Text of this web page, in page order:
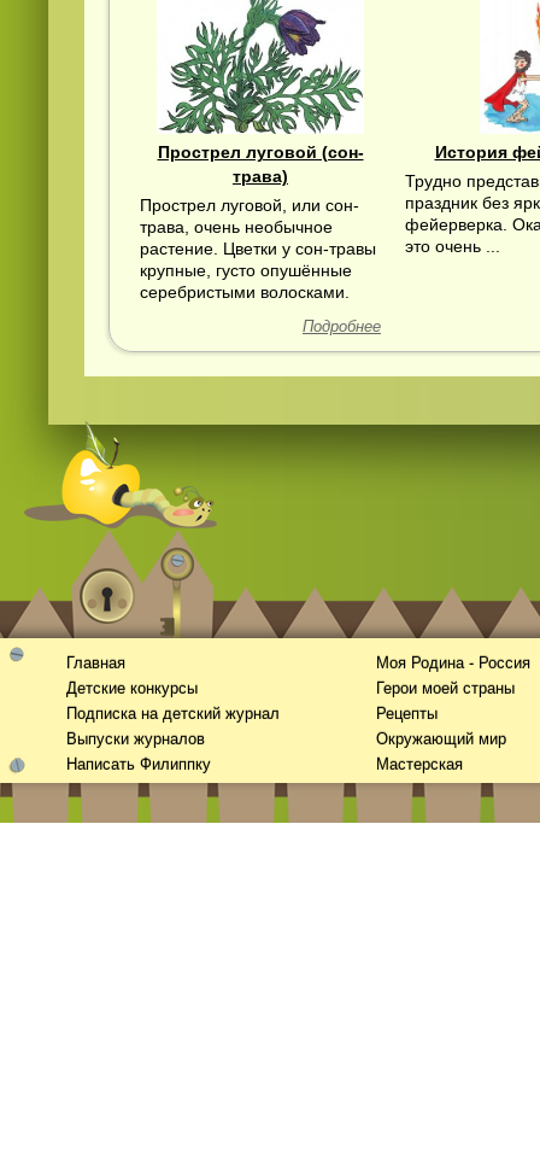
Прострел луговой (сон-
трава)
Прострел луговой, или сон-
трава, очень необычное
растение. Цветки у сон-травы
крупные, густо опушённые
серебристыми волосками.
Подробнее
История
Трудно
праздник без
фейерверка.
это очень ...
Главная
Детские конкурсы
Подписка на детский журнал
Выпуски журналов
Написать Филиппку
Моя Родина - Россия
Герои моей страны
Рецепты
Окружающий мир
Мастерская